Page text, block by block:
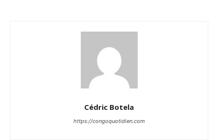
Cédric Botela
https://congoquotidien.com